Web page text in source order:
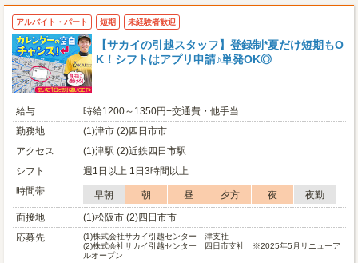
アルバイト・パート 短期 未経験者歓迎
【サカイの引越スタッフ】登録制*夏だけ短期もO
K！シフトはアプリ申請♪単発OK◎
給与
時給1200～1350円+交通費・他手当
勤務地
(1)津市 (2)四日市市
アクセス
(1)津駅 (2)近鉄四日市駅
シフト
週1日以上 1日3時間以上
時間帯
早朝 朝 昼 夕方 夜
夜勤
面接地
(1)松阪市 (2)四日市市
応募先
(1)株式会社サカイ引越センター 津支社
(2)株式会社サカイ引越センター 四日市支社 ※2025年5月リニューア
ルオープン